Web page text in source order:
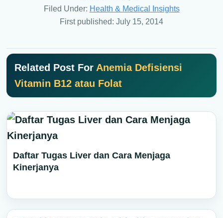
Filed Under: Health & Medical Insights
First published: July 15, 2014
Related Post For Anemia Defisiensi
Vitamin B12 atau Folat
Daftar Tugas Liver dan Cara Menjaga
Kinerjanya